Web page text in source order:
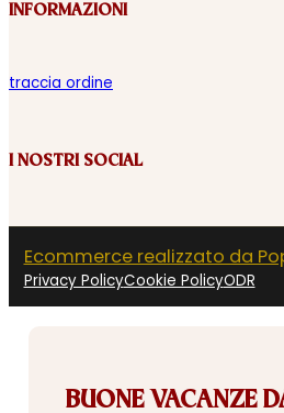
INFORMAZIONI
traccia ordine
I NOSTRI SOCIAL
Ecommerce realizzato da
Privacy PolicyCookie PolicyODR
BUONE VACANZE